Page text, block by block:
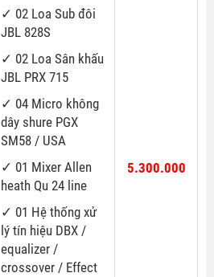
✓ 02 Loa Sub đôi
JBL 828S
✓ 02 Loa Sân khấu
JBL PRX 715
✓ 04 Micro không
dây shure PGX
SM58 / USA
✓ 01 Mixer Allen
heath Qu 24 line
✓ 01 Hệ thống xử
lý tín hiệu DBX /
equalizer /
crossover / Effect
5.300.000